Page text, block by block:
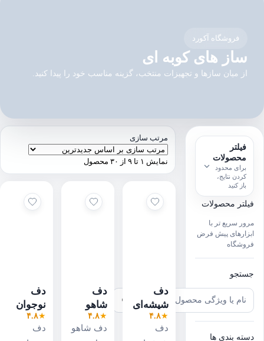
فروشگاه آکورد
ساز های کوبه ای
از میان سازها و تجهیزات منتخب، گزینه مناسب خود را پیدا کنید.
فیلتر
محصولات
برای محدود
کردن نتایج،
باز کنید
فیلتر محصولات
مرور سریع تر با
ابزارهای پیش فرض
فروشگاه
جستجو
جستجوی
محصول
جستجو
دسته بندی ها
مرتب سازی
نمایش ۱ تا ۹ از ۳۰ محصول
دف
شیشه‌ای
شاهو
سایز ۴/۴
★ ۴.۸
دف
دف
شاهو
مدل
شاه‌وَش
۴.۸
دف شاهو
دف
نوجوان
شاهو
سایز ۳/۴
۴.۸
دف